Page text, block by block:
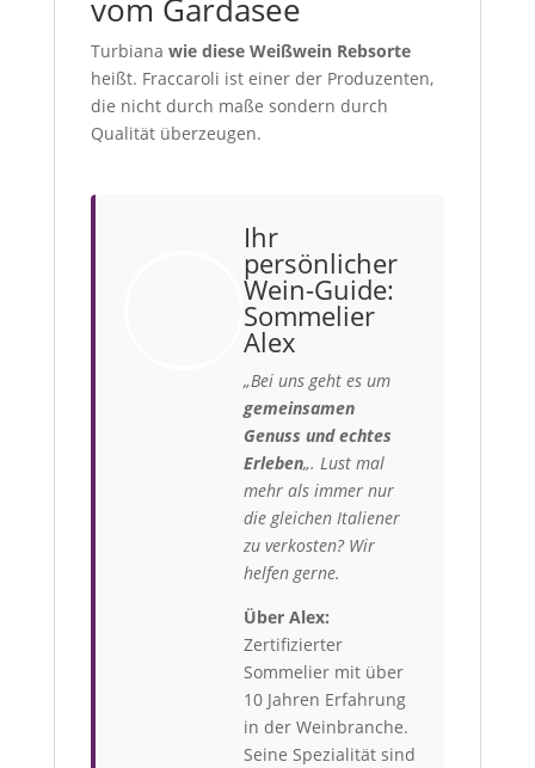
vom Gardasee
Turbiana wie diese Weißwein Rebsorte
heißt. Fraccaroli ist einer der Produzenten,
die nicht durch maße sondern durch
Qualität überzeugen.
Ihr
persönlicher
Wein-Guide:
Sommelier
Alex
„Bei uns geht es um
gemeinsamen
Genuss und echtes
Erleben„. Lust mal
mehr als immer nur
die gleichen Italiener
zu verkosten? Wir
helfen gerne.
Über Alex:
Zertifizierter
Sommelier mit über
10 Jahren Erfahrung
in der Weinbranche.
Seine Spezialität sind